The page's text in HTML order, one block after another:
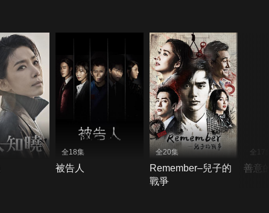
全18集
被告人
全20集
Remember–兒子的
戰爭
全17
善意